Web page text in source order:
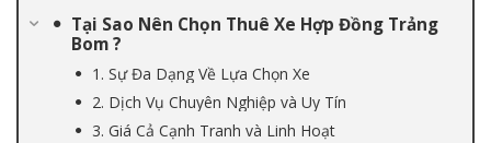
Tại Sao Nên Chọn Thuê Xe Hợp Đồng Trảng
Bom ?
1. Sự Đa Dạng Về Lựa Chọn Xe
2. Dịch Vụ Chuyên Nghiệp và Uy Tín
3. Giá Cả Cạnh Tranh và Linh Hoạt